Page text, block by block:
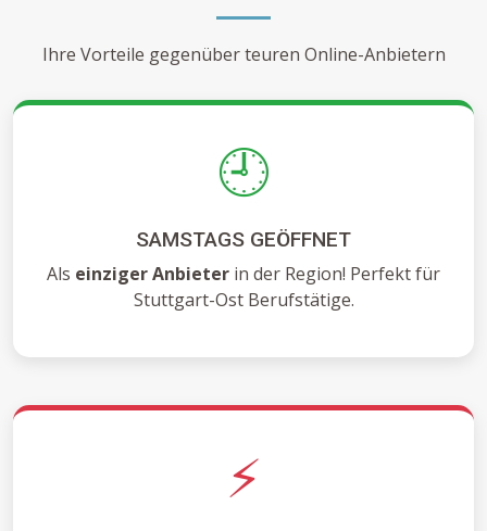
Ihre Vorteile gegenüber teuren Online-Anbietern
🕘
SAMSTAGS GEÖFFNET
Als einziger Anbieter in der Region! Perfekt für
Stuttgart-Ost Berufstätige.
⚡